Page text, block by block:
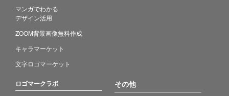
マンガでわかる
デザイン活用
ZOOM背景画像無料作成
キャラマーケット
文字ロゴマーケット
ロゴマークラボ その他